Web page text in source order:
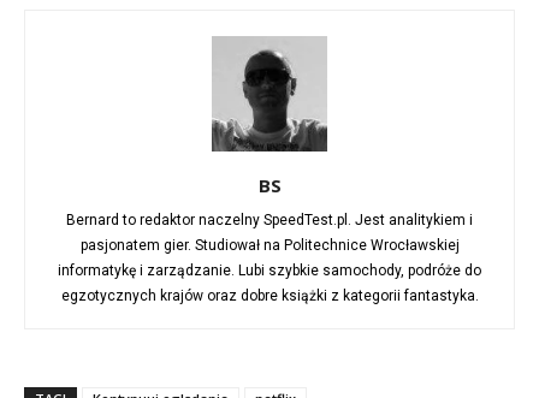
BS
Bernard to redaktor naczelny SpeedTest.pl. Jest analitykiem i
pasjonatem gier. Studiował na Politechnice Wrocławskiej
informatykę i zarządzanie. Lubi szybkie samochody, podróże do
egzotycznych krajów oraz dobre książki z kategorii fantastyka.